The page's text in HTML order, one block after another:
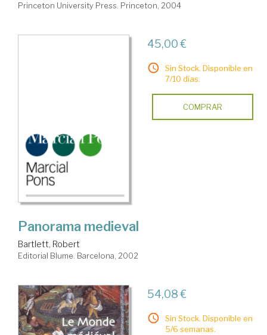
Princeton University Press. Princeton, 2004
45,00 €
Sin Stock. Disponible en
7/10 días.
COMPRAR
Panorama medieval
Bartlett, Robert
Editorial Blume. Barcelona, 2002
54,08 €
Sin Stock. Disponible en
5/6 semanas.